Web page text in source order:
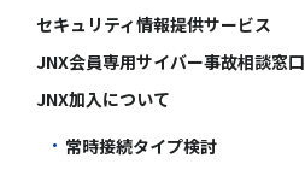
セキュリティ情報提供サービス
JNX会員専用サイバー事故相談窓口
JNX加入について
常時接続タイプ検討